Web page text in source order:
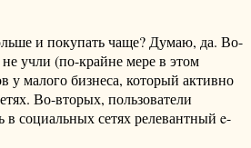
и покупать чаще? Думаю, да. Во-
учли (по-крайне мере в этом
у малого бизнеса, который активно
Во-вторых, пользователи
в социальных сетях релевантный e-